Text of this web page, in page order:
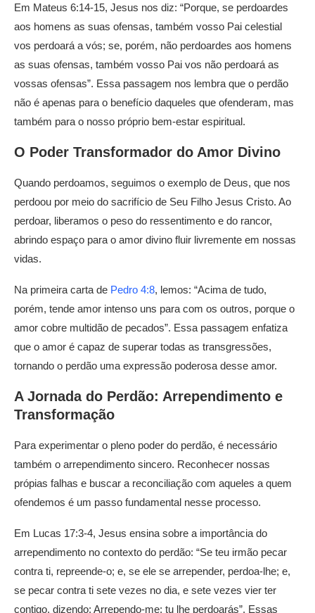
Em Mateus 6:14-15, Jesus nos diz: “Porque, se perdoardes
aos homens as suas ofensas, também vosso Pai celestial
vos perdoará a vós; se, porém, não perdoardes aos homens
as suas ofensas, também vosso Pai vos não perdoará as
vossas ofensas”. Essa passagem nos lembra que o perdão
não é apenas para o benefício daqueles que ofenderam, mas
também para o nosso próprio bem-estar espiritual.
O Poder Transformador do Amor Divino
Quando perdoamos, seguimos o exemplo de Deus, que nos
perdoou por meio do sacrifício de Seu Filho Jesus Cristo. Ao
perdoar, liberamos o peso do ressentimento e do rancor,
abrindo espaço para o amor divino fluir livremente em nossas
vidas.
Na primeira carta de Pedro 4:8, lemos: “Acima de tudo,
porém, tende amor intenso uns para com os outros, porque o
amor cobre multidão de pecados”. Essa passagem enfatiza
que o amor é capaz de superar todas as transgressões,
tornando o perdão uma expressão poderosa desse amor.
A Jornada do Perdão: Arrependimento e
Transformação
Para experimentar o pleno poder do perdão, é necessário
também o arrependimento sincero. Reconhecer nossas
própias falhas e buscar a reconciliação com aqueles a quem
ofendemos é um passo fundamental nesse processo.
Em Lucas 17:3-4, Jesus ensina sobre a importância do
arrependimento no contexto do perdão: “Se teu irmão pecar
contra ti, repreende-o; e, se ele se arrepender, perdoa-lhe; e,
se pecar contra ti sete vezes no dia, e sete vezes vier ter
contigo, dizendo: Arrependo-me; tu lhe perdoarás”. Essas